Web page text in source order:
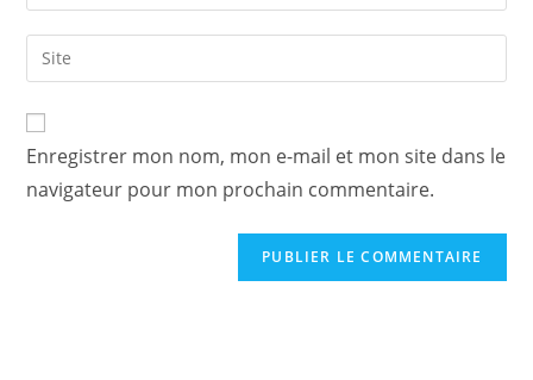
comment
your
email
address
Saisir
l’URL
votre
site
(facultatif)
Enregistrer mon nom, mon e-mail et mon site dans le
navigateur pour mon prochain commentaire.